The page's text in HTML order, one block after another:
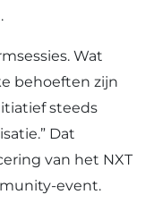
Wat
behoeften zijn
steeds
Dat
van het NXT
event.